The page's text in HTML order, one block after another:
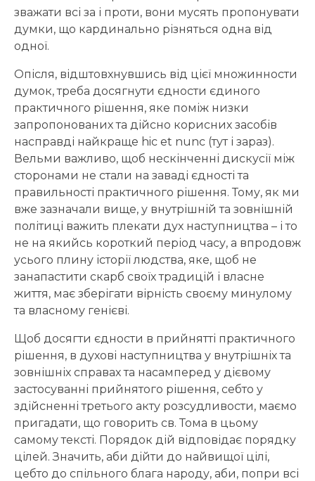
зважати всі за і проти, вони мусять пропонувати
думки, що кардинально різняться одна від
одної.
Опісля, відштовхнувшись від цієї множинности
думок, треба досягнути єдности єдиного
практичного рішення, яке поміж низки
запропонованих та дійсно корисних засобів
насправді найкраще hic et nunc (тут і зараз).
Вельми важливо, щоб нескінченні дискусії між
сторонами не стали на заваді єдності та
правильності практичного рішення. Тому, як ми
вже зазначали вище, у внутрішній та зовнішній
політиці важить плекати дух наступництва – і то
не на якийсь короткий період часу, а впродовж
усього плину історії людства, яке, щоб не
занапастити скарб своїх традицій і власне
життя, має зберігати вірність своєму минулому
та власному генієві.
Щоб досягти єдности в прийнятті практичного
рішення, в духові наступництва у внутрішніх та
зовнішніх справах та насамперед у дієвому
застосуванні прийнятого рішення, себто у
здійсненні третього акту розсудливости, маємо
пригадати, що говорить св. Тома в цьому
самому тексті. Порядок дій відповідає порядку
цілей. Значить, аби дійти до найвищої цілі,
цебто до спільного блага народу, аби, попри всі